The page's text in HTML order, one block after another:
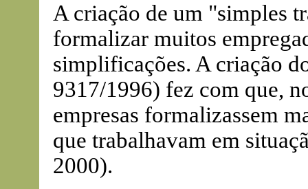
A criação de um "simples
formalizar muitos
simplificações. A criação
9317/1996) fez com que,
empresas formalizassem
que trabalhavam em
2000).